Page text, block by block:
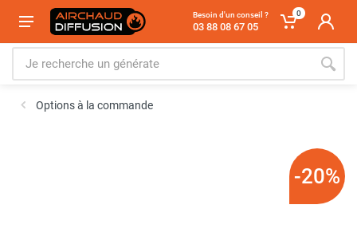
Besoin d'un conseil ?
03 88 08 67 05
0
Options à la commande
-20%